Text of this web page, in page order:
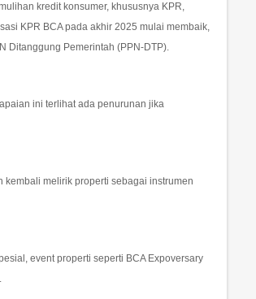
kredit konsumer, khususnya KPR,
KPR BCA pada akhir 2025 mulai membaik,
Ditanggung Pemerintah (PPN-DTP).
ini terlihat ada penurunan jika
kembali melirik properti sebagai instrumen
event properti seperti BCA Expoversary